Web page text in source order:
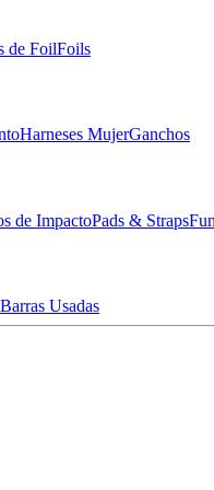
de FoilFoils
Harneses MujerGanchos
de ImpactoPads & Straps
Barras Usadas